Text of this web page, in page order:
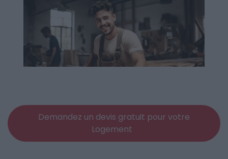
Demandez un devis gratuit pour votre
Logement